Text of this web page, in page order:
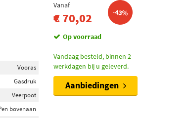
Vooras
Gasdruk
Veerpoot
bovenaan
Vanaf
€ 70,02 -43%
Op voorraad
Vandaag besteld, binnen 2
werkdagen bij u geleverd.
Aanbiedingen